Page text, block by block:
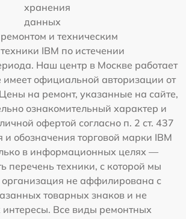
хранения
данных
и техническим
IBM по истечении
Наш центр в Москве работает
имеет официальной авторизации от
на ремонт, указанные на сайте,
ознакомительный характер и
офертой согласно п. 2 ст. 437
обозначения торговой марки IBM
в информационных целях —
перечень техники, с которой мы
не аффилирована с
товарных знаков и не
интересы. Все виды ремонтных